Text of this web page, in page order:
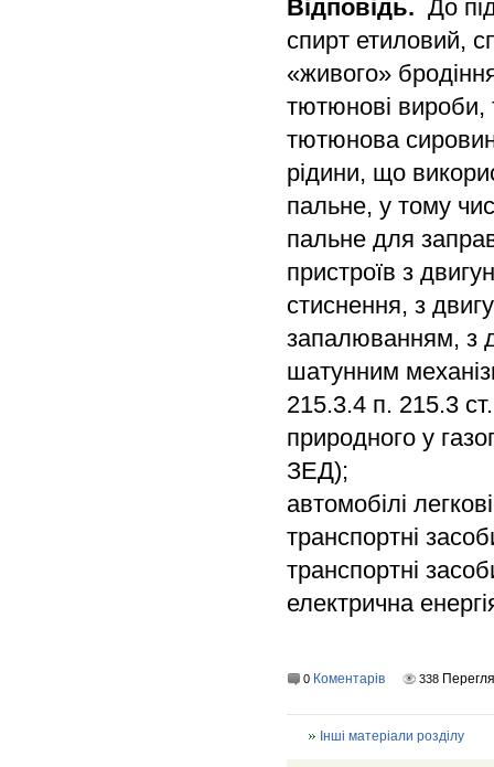
Відповідь. До
спирт етиловий,
«живого»
тютюнові вироби,
тютюнова
рідини, що
пальне, у тому
пальне для
пристроїв з
стиснення, з
запалюванням, з
шатунним
215.3.4 п. 215.3
природного у
ЗЕД);
автомобілі
транспортні
транспортні
електрична
0 Коментарів 338
Інші матеріали розділу